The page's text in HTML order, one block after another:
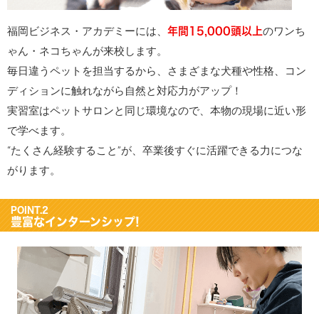
福岡ビジネス・アカデミーには、 年間15,000頭以上のワンち
ゃん・ネコちゃんが来校します。
毎日違うペットを担当するから、さまざまな犬種や性格、コン
ディションに触れながら自然と対応力がアップ！
実習室はペットサロンと同じ環境なので、本物の現場に近い形
で学べます。
“たくさん経験すること”が、卒業後すぐに活躍できる力につな
がります。
POINT.2
豊富なインターンシップ!